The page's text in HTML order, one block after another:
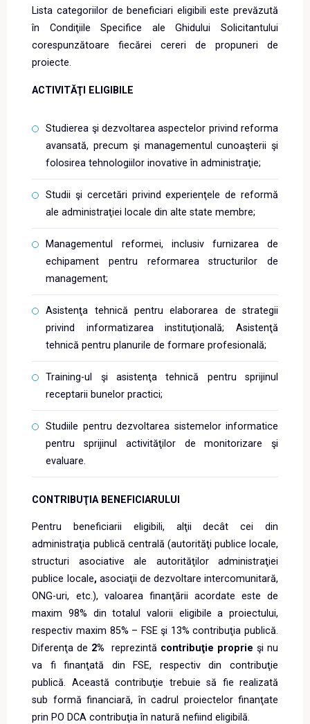
Lista categoriilor de beneficiari eligibili este prevăzută
în Condiţiile Specifice ale Ghidului Solicitantului
corespunzătoare fiecărei cereri de propuneri de
proiecte.
ACTIVITĂŢI ELIGIBILE
Studierea şi dezvoltarea aspectelor privind reforma
avansată, precum şi managementul cunoaşterii şi
folosirea tehnologiilor inovative în administraţie;
Studii şi cercetări privind experienţele de reformă
ale administraţiei locale din alte state membre;
Managementul reformei, inclusiv furnizarea de
echipament pentru reformarea structurilor de
management;
Asistenţa tehnică pentru elaborarea de strategii
privind informatizarea instituţională; Asistenţă
tehnică pentru planurile de formare profesională;
Training-ul şi asistenţa tehnică pentru sprijinul
receptarii bunelor practici;
Studiile pentru dezvoltarea sistemelor informatice
pentru sprijinul activităţilor de monitorizare şi
evaluare.
CONTRIBUŢIA BENEFICIARULUI
Pentru beneficiarii eligibili, alţii decât cei din
administraţia publică centrală (autorităţi publice locale,
structuri asociative ale autorităţilor administraţiei
publice locale, asociaţii de dezvoltare intercomunitară,
ONG-uri, etc.), valoarea finanţării acordate este de
maxim 98% din totalul valorii eligibile a proiectului,
respectiv maxim 85% – FSE şi 13% contribuţia publică.
Diferenţa de 2% reprezintă contribuţie proprie şi nu
va fi finanţată din FSE, respectiv din contribuţie
publică. Această contribuţie trebuie să fie realizată
sub formă financiară, în cadrul proiectelor finanţate
prin PO DCA contribuţia în natură nefiind eligibilă.